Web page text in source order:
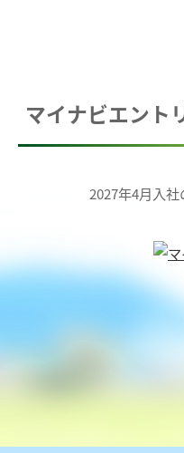
マイナビエント
2027年4月入